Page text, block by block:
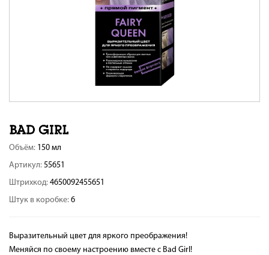
Объём: 150 мл
Артикул: 55651
Штрихкод: 4650092455651
Штук в коробке: 6
Выразительный цвет для яркого преображения!
Меняйся по своему настроению вместе с Bad Girl!